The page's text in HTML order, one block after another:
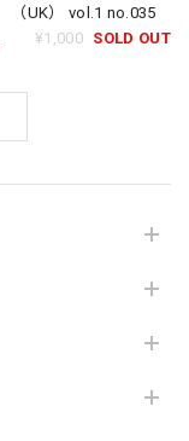
（UK） vol.1 no.035
¥1,000 SOLD OUT